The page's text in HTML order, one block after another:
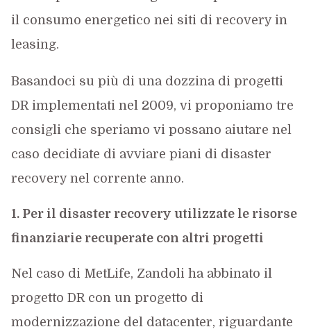
il consumo energetico nei siti di recovery in
leasing.
Basandoci su più di una dozzina di progetti
DR implementati nel 2009, vi proponiamo tre
consigli che speriamo vi possano aiutare nel
caso decidiate di avviare piani di disaster
recovery nel corrente anno.
1. Per il disaster recovery utilizzate le risorse
finanziarie recuperate con altri progetti
Nel caso di MetLife, Zandoli ha abbinato il
progetto DR con un progetto di
modernizzazione del datacenter, riguardante